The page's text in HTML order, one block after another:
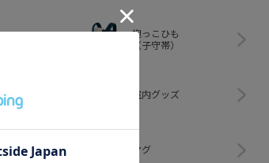
抱っこひも
（子守帯）
室内グッズ
マグ